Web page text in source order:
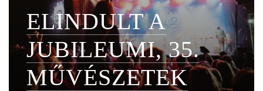
ELINDULT A
JUBILEUMI, 35.
MŰVÉSZETEK